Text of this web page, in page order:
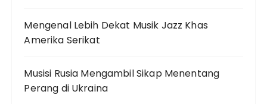
Mengenal Lebih Dekat Musik Jazz Khas
Amerika Serikat
Musisi Rusia Mengambil Sikap Menentang
Perang di Ukraina